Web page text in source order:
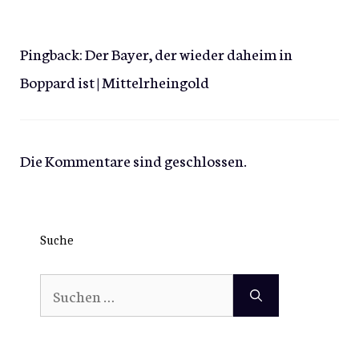
Pingback:Der Bayer, der wieder daheim in
Boppard ist | Mittelrheingold
Die Kommentare sind geschlossen.
Suche
Suchen
nach: